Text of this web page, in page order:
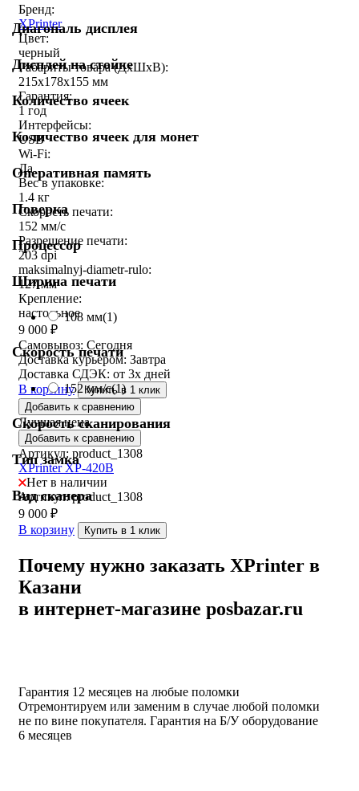
Диагональ дисплея
Дисплей на стойке
Количество ячеек
Количество ячеек для монет
Оперативная память
Поверка
Процессор
Ширина печати
108 мм(1)
Скорость печати
152 мм/с(1)
Скорость сканирования
Тип замка
Вид сканера
Бренд:
XPrinter
Цвет:
черный
Габариты товара (ДxШxВ):
215х178х155 мм
Гарантия:
1 год
Интерфейсы:
USB
Wi-Fi:
Да
Вес в упаковке:
1.4 кг
Скорость печати:
152 мм/с
Разрешение печати:
203 dpi
maksimalnyj-diametr-rulo:
127 мм
Крепление:
настольное
9 000 ₽
Самовывоз: Сегодня
Доставка курьером: Завтра
Доставка СДЭК: от 3х дней
В корзину
Купить в 1 клик
Добавить к сравнению
Лучшая цена
Добавить к сравнению
Артикул: product_1308
XPrinter XP-420B
Нет в наличии
Артикул: product_1308
9 000 ₽
В корзину
Купить в 1 клик
Почему нужно заказать XPrinter в
Казани
в интернет-магазине posbazar.ru
Гарантия 12 месяцев на любые поломки
Отремонтируем или заменим в случае любой поломки
не по вине покупателя. Гарантия на Б/У оборудование
6 месяцев